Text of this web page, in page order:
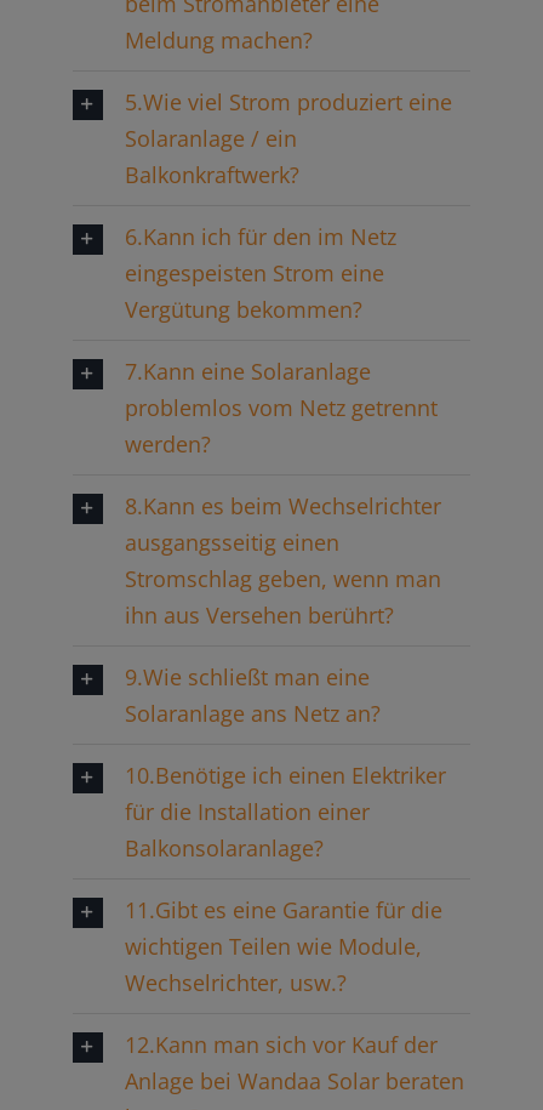
Meldung machen?
5.Wie viel Strom produziert eine
Solaranlage / ein
Balkonkraftwerk?
6.Kann ich für den im Netz
eingespeisten Strom eine
Vergütung bekommen?
7.Kann eine Solaranlage
problemlos vom Netz getrennt
werden?
8.Kann es beim Wechselrichter
ausgangsseitig einen
Stromschlag geben, wenn man
ihn aus Versehen berührt?
9.Wie schließt man eine
Solaranlage ans Netz an?
10.Benötige ich einen Elektriker
für die Installation einer
Balkonsolaranlage?
11.Gibt es eine Garantie für die
wichtigen Teilen wie Module,
Wechselrichter, usw.?
12.Kann man sich vor Kauf der
Anlage bei Wandaa Solar beraten